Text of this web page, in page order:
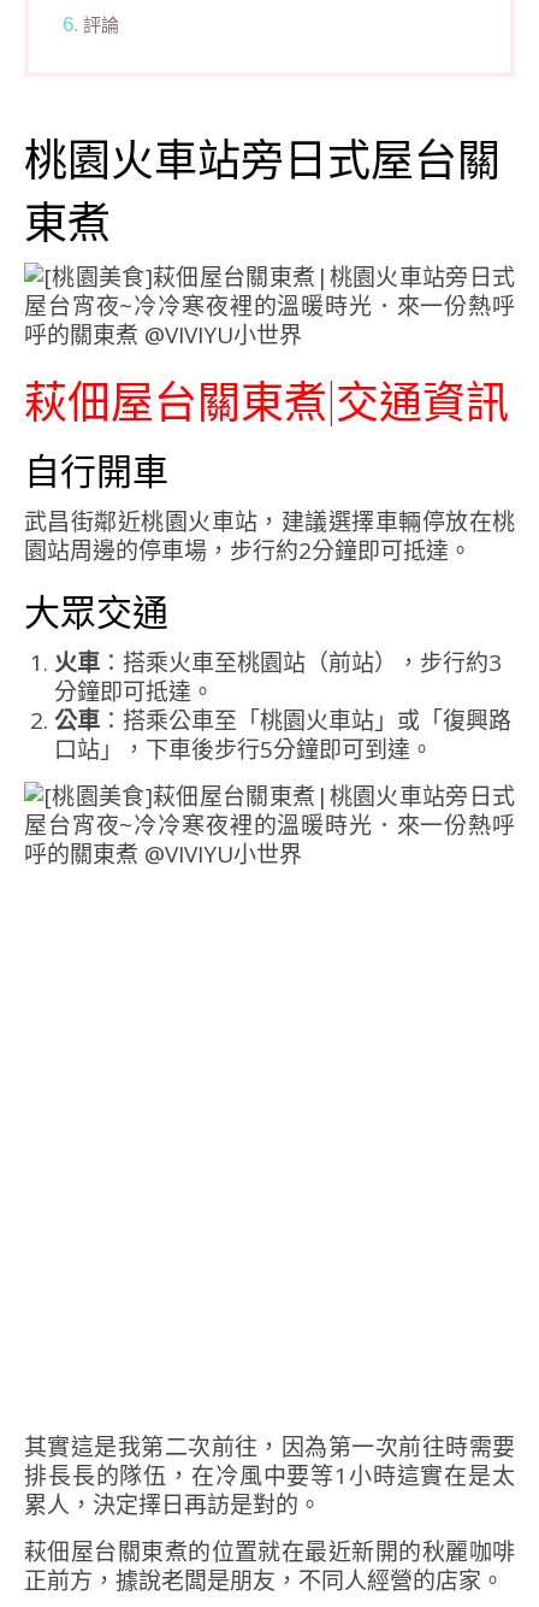
評論
桃園火車站旁日式屋台關
東煮
萩佃屋台關東煮|交通資訊
自行開車
武昌街鄰近桃園火車站，建議選擇車輛停放在桃
園站周邊的停車場，步行約2分鐘即可抵達。
大眾交通
火車 ：搭乘火車至桃園站（前站），步行約3
分鐘即可抵達。
公車 ：搭乘公車至「桃園火車站」或「復興路
口站」，下車後步行5分鐘即可到達。
其實這是我第二次前往，因為第一次前往時需要
排長長的隊伍，在冷風中要等1小時這實在是太
累人，決定擇日再訪是對的。
萩佃屋台關東煮的位置就在最近新開的秋麗咖啡
正前方，據說老闆是朋友，不同人經營的店家。